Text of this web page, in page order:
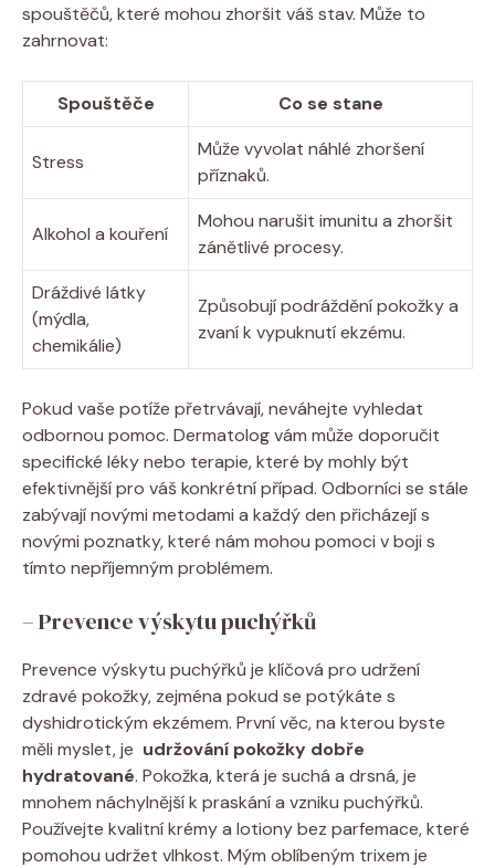
⁤spouštěčů, které⁤ mohou zhoršit váš stav. Může to
zahrnovat:
Spouštěče Co se stane
Stress
Může vyvolat náhlé zhoršení
příznaků.
Alkohol a kouření
Mohou narušit imunitu a zhoršit
zánětlivé procesy.
Dráždivé látky
(mýdla,
chemikálie)
Způsobují podráždění pokožky ⁤a
zvaní k vypuknutí‍ ekzému.
Pokud vaše ‍potíže přetrvávají, neváhejte vyhledat
odbornou pomoc.‍ Dermatolog vám může doporučit
specifické léky nebo terapie, které by mohly být
efektivnější pro váš konkrétní případ. Odborníci se stále
zabývají novými⁢ metodami a každý den přicházejí s
novými poznatky, které⁤ nám mohou pomoci v boji s
tímto nepříjemným problémem.
– Prevence výskytu puchýřků
Prevence ⁣výskytu puchýřků je klíčová‍ pro udržení
zdravé pokožky, zejména pokud se potýkáte s
dyshidrotickým‌ ekzémem. První věc, na kterou byste
měli myslet, je ⁤ udržování pokožky dobře
hydratované. Pokožka, která je suchá a drsná, je
mnohem náchylnější k praskání a vzniku​ puchýřků.
Používejte kvalitní krémy a lotiony bez parfemace, ‍které
pomohou udržet vlhkost. Mým oblíbeným trixem je